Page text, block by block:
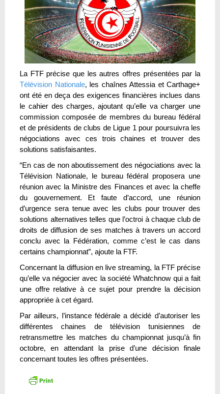
La FTF précise que les autres offres présentées par la
Télévision Nationale, les chaînes Attessia et Carthage+
ont été en deça des exigences financières inclues dans
le cahier des charges, ajoutant qu’elle va charger une
commission composée de membres du bureau fédéral
et de présidents de clubs de Ligue 1 pour poursuivra les
négociations avec ces trois chaines et trouver des
solutions satisfaisantes.
“En cas de non aboutissement des négociations avec la
Télévision Nationale, le bureau fédéral proposera une
réunion avec la Ministre des Finances et avec la cheffe
du gouvernement. Et faute d’accord, une réunion
d’urgence sera tenue avec les clubs pour trouver des
solutions alternatives telles que l’octroi à chaque club de
droits de diffusion de ses matches à travers un accord
conclu avec la Fédération, comme c’est le cas dans
certains championnat”, ajoute la FTF.
Concernant la diffusion en live streaming, la FTF précise
qu’elle va négocier avec la société Whatchnow qui a fait
une offre relative à ce sujet pour prendre la décision
appropriée à cet égard.
Par ailleurs, l’instance fédérale a décidé d’autoriser les
différentes chaines de télévision tunisiennes de
retransmettre les matches du championnat jusqu’à fin
octobre, en attendant la prise d’une décision finale
concernant toutes les offres présentées.